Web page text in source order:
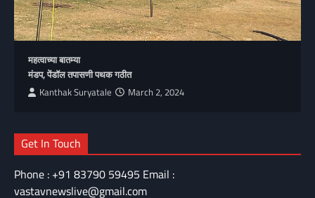
महत्वाच्या बातम्या
मंडप, पेंडॉल तपासणी पथक गठीत
Kanthak Suryatale March 2, 2024
Get In Touch
Phone : +91 83790 59495 Email :
vastavnewslive@gmail.com